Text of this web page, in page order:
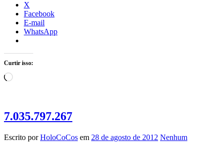
X
Facebook
E-mail
WhatsApp
Curtir isso:
Carregando...
7.035.797.267
Escrito porHoloCoCos em 28 de agosto de 2012 Nenhum